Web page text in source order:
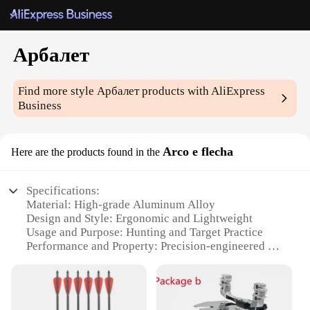
Арбалет
Find more styleАрбалетproducts with AliExpress
Business
Here are the products found in the Arco e flecha
Specifications:
Material: High-grade Aluminum Alloy
Design and Style: Ergonomic and Lightweight
Usage and Purpose: Hunting and Target Practice
Performance and Property: Precision-engineered for
Parts and Accessories: Comes with 10 Precision-
crafted Arrows
Applicable People: Ideal for both Beginners and